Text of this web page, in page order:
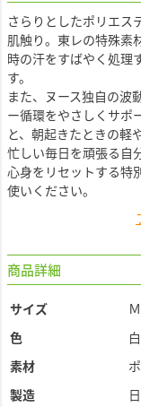
さらりとしたポリエス
肌触り。東レの特殊素
時の汗をすばやく処理
す。
また、ヌース独自の波
ー循環をやさしくサポ
と、朝起きたときの軽
忙しい毎日を頑張る自
心身をリセットする特
使いください。
商品詳細
サイズ
色
白
素材
製造